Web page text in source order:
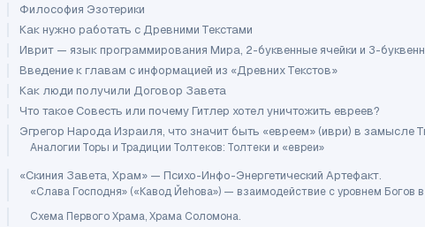
Философия Эзотерики
Как нужно работать с Древними Текстами
Иврит — язык программирования Мира, 2-буквенные ячейки и 3-
Введение к главам с информацией из «Древних Текстов»
Как люди получили Договор Завета
Что такое Совесть или почему Гитлер хотел уничтожить евреев?
Эгрегор Народа Израиля, что значит быть «евреем» (иври) в замысле
Аналогии Торы и Традиции Толтеков: Толтеки и «евреи»
«Скиния Завета, Храм» — Психо-Инфо-Энергетический Артефакт.
«Слава Господня» («Кавод Йеhова») — взаимодействие с уровнем Богов
Схема Первого Храма, Храма Соломона.